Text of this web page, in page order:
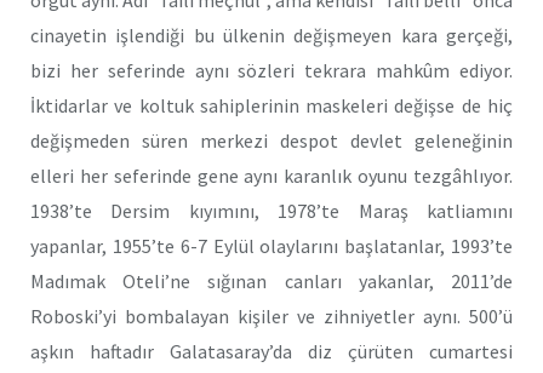
cinayetin işlendiği bu ülkenin değişmeyen kara gerçeği,
bizi her seferinde aynı sözleri tekrara mahkûm ediyor.
İktidarlar ve koltuk sahiplerinin maskeleri değişse de hiç
değişmeden süren merkezi despot devlet geleneğinin
elleri her seferinde gene aynı karanlık oyunu tezgâhlıyor.
1938’te Dersim kıyımını, 1978’te Maraş katliamını
yapanlar, 1955’te 6-7 Eylül olaylarını başlatanlar, 1993’te
Madımak Oteli’ne sığınan canları yakanlar, 2011’de
Roboski’yi bombalayan kişiler ve zihniyetler aynı. 500’ü
aşkın haftadır Galatasaray’da diz çürüten cumartesi